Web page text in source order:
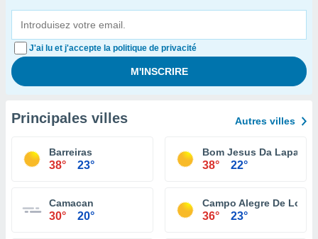
J'ai lu et j'accepte la politique de privacité
Principales villes Autres villes
Barreiras
38° 23°
Bom Jesus Da Lapa
38° 22°
Camacan
30° 20°
Campo Alegre De
36° 23°